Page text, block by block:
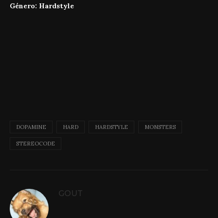
Género: Hardstyle
DOPAMINE HARD HARDSTYLE MONSTERS
STEREOCODE
GOUT